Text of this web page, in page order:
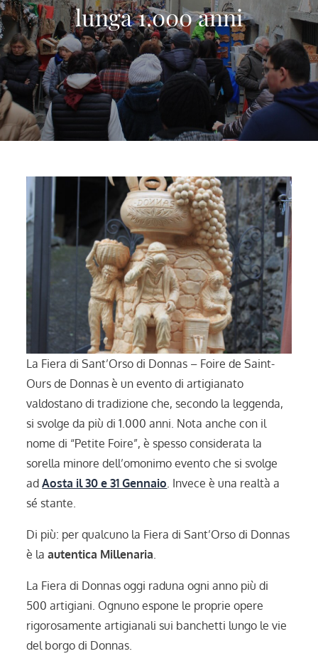
lunga 1.000 anni
La Fiera di Sant’Orso di Donnas – Foire de Saint-
Ours de Donnas è un evento di artigianato
valdostano di tradizione che, secondo la leggenda,
si svolge da più di 1.000 anni. Nota anche con il
nome di “Petite Foire”, è spesso considerata la
sorella minore dell’omonimo evento che si svolge
adAosta il 30 e 31 Gennaio . Invece è una realtà a
sé stante.
Di più: per qualcuno la Fiera di Sant’Orso di Donnas
è laautentica Millenaria
La Fiera di Donnas oggi raduna ogni anno più di
500 artigiani. Ognuno espone le proprie opere
rigorosamente artigianali sui banchetti lungo le vie
del borgo di Donnas.